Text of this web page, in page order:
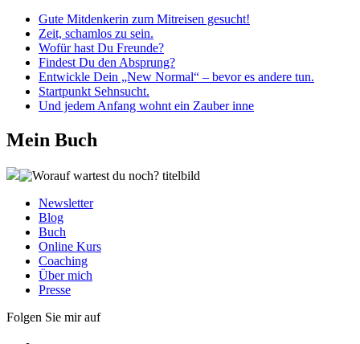
Gute Mitdenkerin zum Mitreisen gesucht!
Zeit, schamlos zu sein.
Wofür hast Du Freunde?
Findest Du den Absprung?
Entwickle Dein „New Normal“ – bevor es andere tun.
Startpunkt Sehnsucht.
Und jedem Anfang wohnt ein Zauber inne
Mein Buch
Newsletter
Blog
Buch
Online Kurs
Coaching
Über mich
Presse
Folgen Sie mir auf